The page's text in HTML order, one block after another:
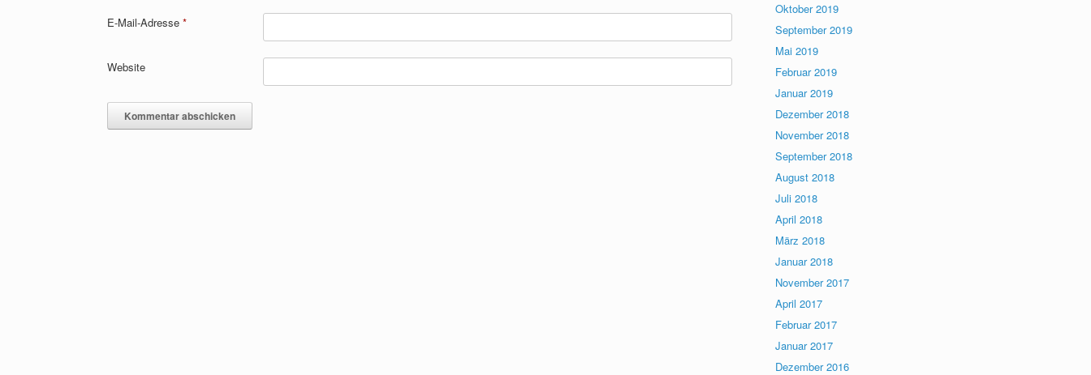
E-Mail-Adresse *
Website
Oktober 2019
September 2019
Mai 2019
Februar 2019
Januar 2019
Dezember 2018
November 2018
September 2018
August 2018
Juli 2018
April 2018
März 2018
Januar 2018
November 2017
April 2017
Februar 2017
Januar 2017
Dezember 2016